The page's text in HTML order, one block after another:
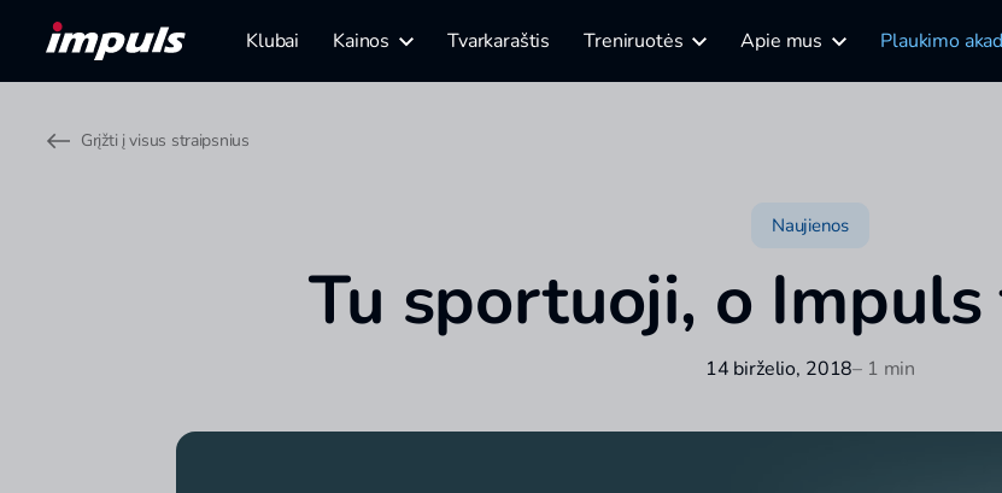
Klubai Kainos Tvarkaraštis Treniruotės Apie mus Plaukimo
Grįžti į visus straipsnius
Naujienos
Tu sportuoji, o
14 birželio, 2018– 1 min